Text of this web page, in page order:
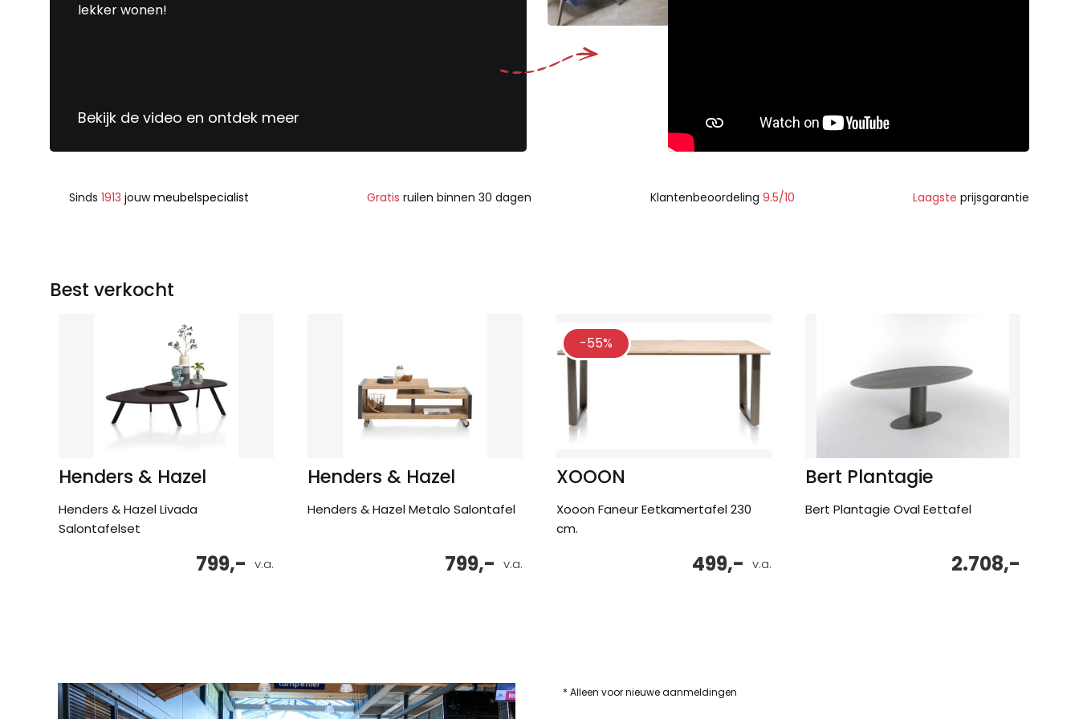
lekker wonen!
Bekijk de video en ontdek meer
Sinds 1913 jouwmeubelspecialist Gratis ruilen binnen 30 dagen Klantenbeoordeling 9.5/10 Laagste prijsgarantie
Best verkocht
Henders & Hazel
Henders & Hazel Livada
Salontafelset
v.a.
799,-
Henders & Hazel
Henders & Hazel Metalo Salontafel
v.a.
799,-
-55%
XOOON
Xooon Faneur Eetkamertafel 230
cm.
v.a.
499,-
Bert Plantagie
Bert Plantagie Oval Eettafel
2.708,-
* Alleen voor nieuwe aanmeldingen